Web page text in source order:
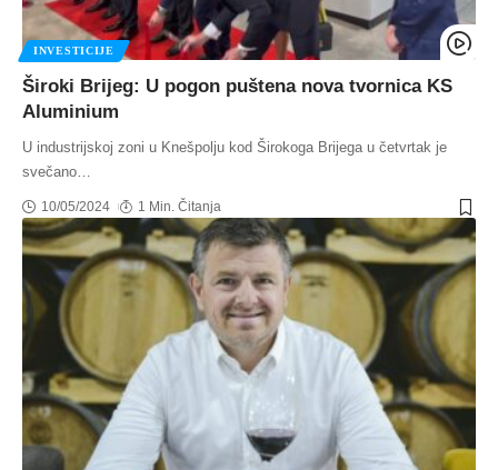
INVESTICIJE
Široki Brijeg: U pogon puštena nova tvornica KS
Aluminium
U industrijskoj zoni u Knešpolju kod Širokoga Brijega u četvrtak je
svečano…
10/05/2024 1 Min. Čitanja